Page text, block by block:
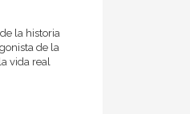
la historia
de la
vida real